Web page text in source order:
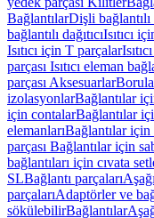
BağlantılarDişli bağlantılı
bağlantılı dağıtıcıIsıtıcı
Isıtıcı için T parçalar
parçası Isıtıcı eleman
parçası Aksesuarlar
izolasyonlarBağlantılar
için contalarBağlantılar
elemanlarıBağlantılar için
parçası Bağlantılar için
bağlantıları için cıvata
SLBağlantı parçaları
parçalarıAdaptörler ve
sökülebilirBağlantılar